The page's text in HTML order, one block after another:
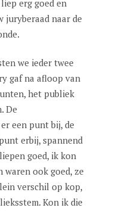
erg goed en
juryberaad naar de
we ieder twee
gaf na afloop van
het publiek
De
een punt bij, de
erbij, spannend
goed, ik kon
waren ook goed, ze
verschil op kop,
Kon ik die